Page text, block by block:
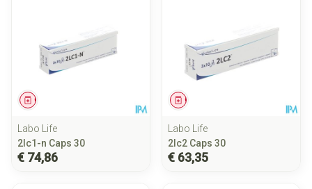
Geneesmiddel
Labo Life
2lc1-n Caps 30
€ 74,86
Geneesmiddel
Labo Life
2lc2 Caps 30
€ 63,35